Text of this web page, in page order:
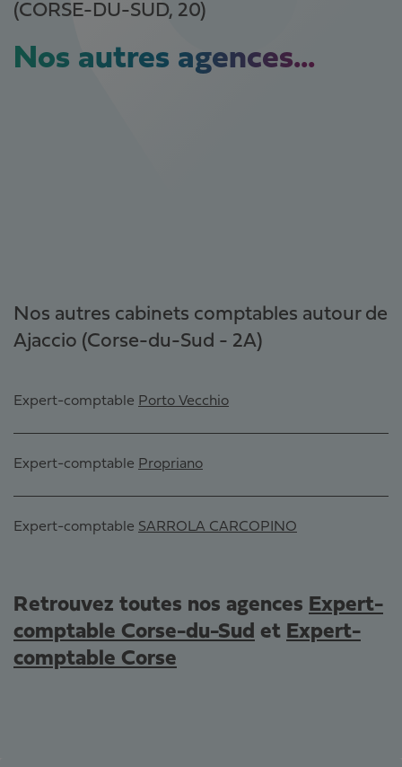
(CORSE-DU-SUD, 20)
Nos autres agences...
Nos autres cabinets comptables autour de
Ajaccio (Corse-du-Sud - 2A)
Expert-comptable Porto Vecchio
Expert-comptable Propriano
Expert-comptable SARROLA CARCOPINO
Retrouvez toutes nos agences Expert-
comptable Corse-du-Sud et Expert-
comptable Corse